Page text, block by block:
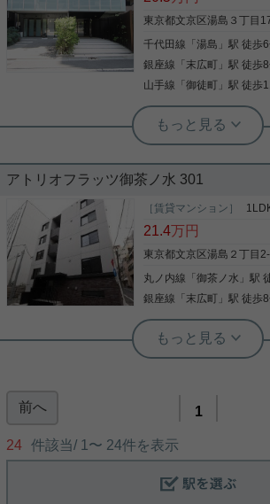
備を備え付けています！
ット・シューズボックス
も大切な住環境！文京区
であなたのライフスタイ
いたします(^o^)
写真(9)
東京都文京区湯島３丁目
千代田線 「湯島 」駅 徒歩
銀座線 「 末広町 」駅 徒歩
山手線 「御徒町 」駅 徒歩
実用春日ホーム 本店 砂子-
千代田線 湯島駅
のマンションです。 東京メトロ千代田線・湯島駅よ
り徒歩6分です。 大通りよ
で住環境良好です。 オートロック、ＴＶモニター付
きインターホン、防犯カ
輪場もございますので、
広がります。 是非
写真(9)
アトリオフラッツ御茶ノ水 301
［賃貸マンション］
21.4万円
東京都文京区湯島２丁目
丸ノ内線 「御茶ノ水 」駅
銀座線 「 末広町 」駅 徒歩
実用春日ホーム 白山店 西野健太
角部屋・2面採光の
丸ノ内線｢御茶ノ水｣駅徒
な環境です！ 礼金0と初期費用を抑えたい方には嬉
しい！ カウンターキッチンに3口ガスコンロ、浴室
備も充実しております！
前へ 1
24 件該当/ 1 〜 24件を表示